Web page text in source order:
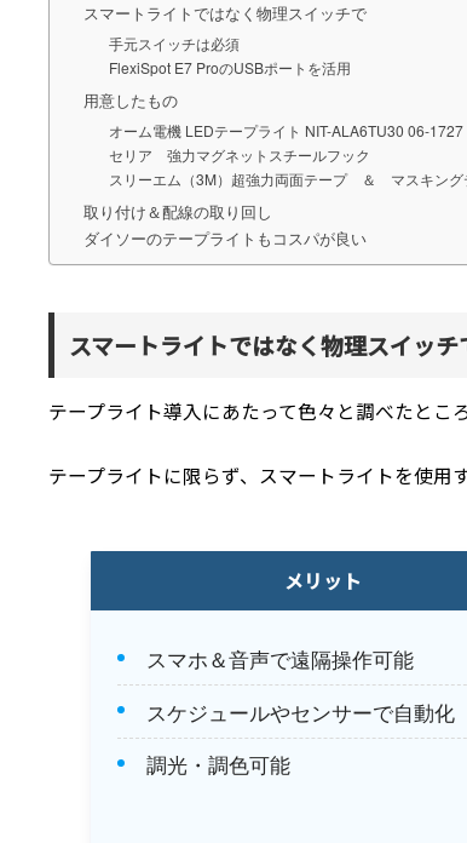
スマートライトではなく物理スイッチで
手元スイッチは必須
FlexiSpot E7 ProのUSBポートを活用
用意したもの
オーム電機 LEDテープライト NIT-ALA6TU30 06-1727
セリア 強力マグネットスチールフック
スリーエム（3M）超強力両面テープ ＆ マスキング
取り付け＆配線の取り回し
ダイソーのテープライトもコスパが良い
スマートライトではなく物理スイッチ
テープライト導入にあたって色々と調べたとこ
テープライトに限らず、スマートライトを使用
メリット
スマホ＆音声で遠隔操作可能
スケジュールやセンサーで自動化
調光・調色可能